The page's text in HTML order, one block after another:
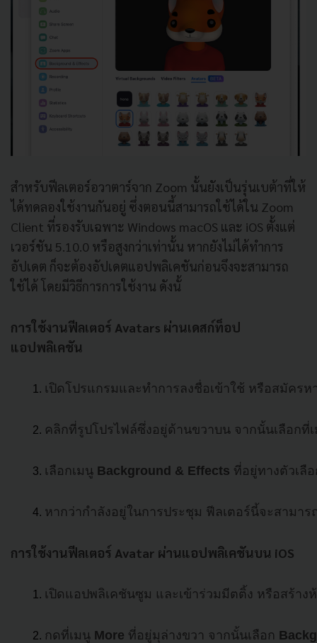
สำหรับฟีลเตอร์อวาตาร์จาก Zoom นั้นยังเป็นรุ่นเบต้าที่ให้
ได้ทดลองใช้งานกันอยู่ ซึ่งตอนนี้สามารถใช้ได้ใน Zoom
Client ที่รองรับเฉพาะ Windows macOS และ iOS ตั้งแต่
เวอร์ชัน 5.10.0 หรือสูงกว่าเท่านั้น หากยังไม่ได้ทำการ
อัปเดต ก็จะต้องอัปเดตแอปพลิเคชันก่อนจึงจะสามารถ
ใช้ได้ โดยมีวิธีการการใช้งาน ดังนั้
การใช้งานฟีลเตอร์ Avatars ผ่านเดสก์ท็อป
แอปพลิเคชัน
เปิดโปรแกรมและทำการลงชื่อเข้าใช้ หรือสมัคร
คลิกที่รูปโปรไฟล์ซึ่งอยู่ด้านขวาบน จากนั้นเลือกที่
เลือกเมนู Background & Effects ที่อยู่ทางตัวเลื
หากว่ากำลังอยู่ในการประชุม ฟีลเตอร์นี้จะสามา
การใช้งานฟีลเตอร์ Avatar ผ่านแอปพลิเคชันบน iOS
เปิดแอปพลิเคชันซูม และเข้าร่วมมีตติ้ง หรือสร้าง
กดที่เมนู More ที่อยู่มุล่างขวา จากนั้นเลือก